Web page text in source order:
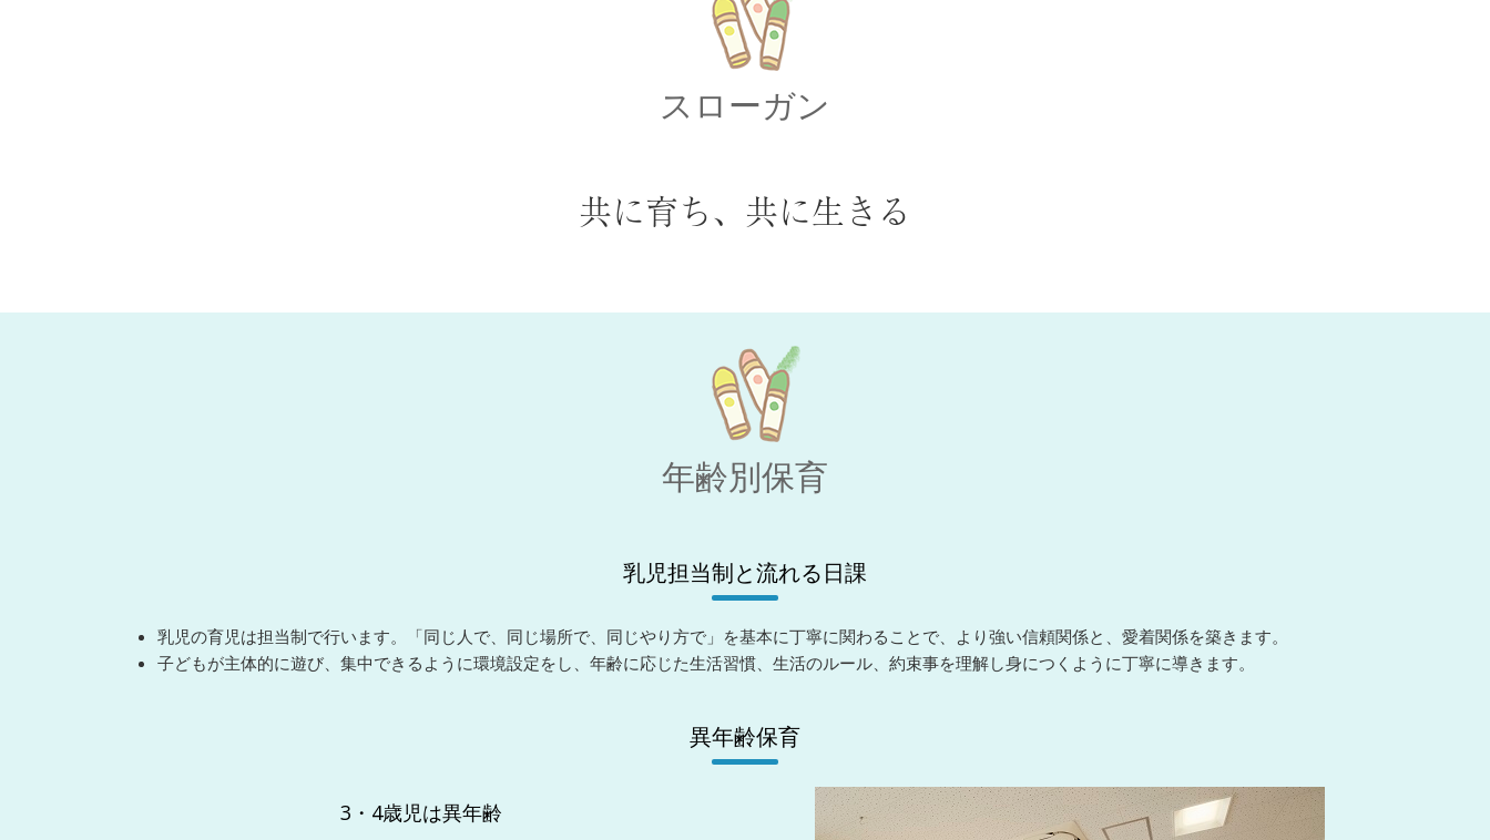
スローガン
共に育ち、共に生きる
年齢別保育
乳児担当制と流れる日課
乳児の育児は担当制で行います。「同じ人で、同じ場所で、同じやり方で」を基本に丁寧に関わることで、より強い信頼関係と、愛着関係を築きます。
子どもが主体的に遊び、集中できるように環境設定をし、年齢に応じた生活習慣、生活のルール、約束事を理解し身につくように丁寧に導きます。
異年齢保育
3・4歳児は異年齢